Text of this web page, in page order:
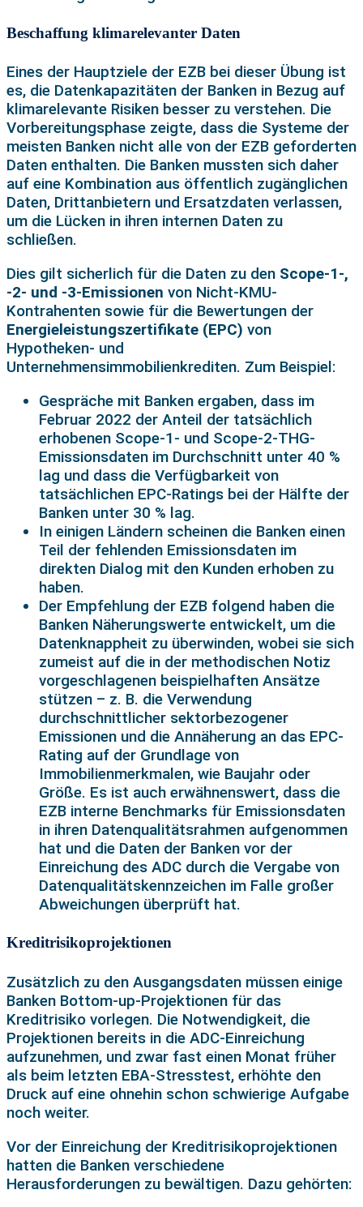
Beschaffung klimarelevanter Daten
Eines der Hauptziele der EZB bei dieser Übung ist
es, die Datenkapazitäten der Banken in Bezug auf
klimarelevante Risiken besser zu verstehen. Die
Vorbereitungsphase zeigte, dass die Systeme der
meisten Banken nicht alle von der EZB geforderten
Daten enthalten. Die Banken mussten sich daher
auf eine Kombination aus öffentlich zugänglichen
Daten, Drittanbietern und Ersatzdaten verlassen,
um die Lücken in ihren internen Daten zu
schließen.
Dies gilt sicherlich für die Daten zu den Scope-1-,
-2- und -3-Emissionen von Nicht-KMU-
Kontrahenten sowie für die Bewertungen der
Energieleistungszertifikate (EPC) von
Hypotheken- und
Unternehmensimmobilienkrediten. Zum Beispiel:
Gespräche mit Banken ergaben, dass im
Februar 2022 der Anteil der tatsächlich
erhobenen Scope-1- und Scope-2-THG-
Emissionsdaten im Durchschnitt unter 40 %
lag und dass die Verfügbarkeit von
tatsächlichen EPC-Ratings bei der Hälfte der
Banken unter 30 % lag.
In einigen Ländern scheinen die Banken einen
Teil der fehlenden Emissionsdaten im
direkten Dialog mit den Kunden erhoben zu
haben.
Der Empfehlung der EZB folgend haben die
Banken Näherungswerte entwickelt, um die
Datenknappheit zu überwinden, wobei sie sich
zumeist auf die in der methodischen Notiz
vorgeschlagenen beispielhaften Ansätze
stützen – z. B. die Verwendung
durchschnittlicher sektorbezogener
Emissionen und die Annäherung an das EPC-
Rating auf der Grundlage von
Immobilienmerkmalen, wie Baujahr oder
Größe. Es ist auch erwähnenswert, dass die
EZB interne Benchmarks für Emissionsdaten
in ihren Datenqualitätsrahmen aufgenommen
hat und die Daten der Banken vor der
Einreichung des ADC durch die Vergabe von
Datenqualitätskennzeichen im Falle großer
Abweichungen überprüft hat.
Kreditrisikoprojektionen
Zusätzlich zu den Ausgangsdaten müssen einige
Banken Bottom-up-Projektionen für das
Kreditrisiko vorlegen. Die Notwendigkeit, die
Projektionen bereits in die ADC-Einreichung
aufzunehmen, und zwar fast einen Monat früher
als beim letzten EBA-Stresstest, erhöhte den
Druck auf eine ohnehin schon schwierige Aufgabe
noch weiter.
Vor der Einreichung der Kreditrisikoprojektionen
hatten die Banken verschiedene
Herausforderungen zu bewältigen. Dazu gehörten: